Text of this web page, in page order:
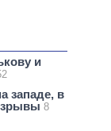
и
западе, в
8